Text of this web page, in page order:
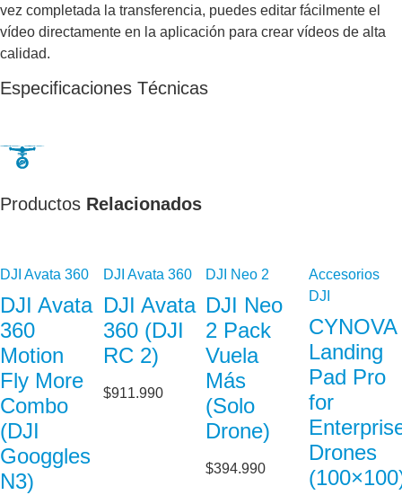
vez completada la transferencia, puedes editar fácilmente el
vídeo directamente en la aplicación para crear vídeos de alta
calidad.
Especificaciones Técnicas
Productos Relacionados
DJI Avata 360
DJI Avata
360
Motion
Fly More
Combo
(DJI
Googgles
N3)
DJI Avata 360
DJI Avata
360 (DJI
RC 2)
$911.990
DJI Neo 2
DJI Neo
2 Pack
Vuela
Más
(Solo
Drone)
$394.990
Accesorios
DJI
CYNOVA
Landing
Pad Pro
for
Drones